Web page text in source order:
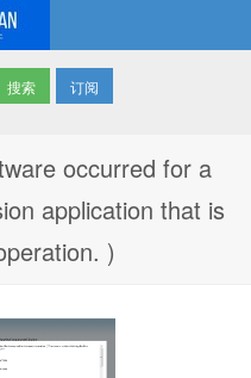
订阅
occurred for a
application that is
)